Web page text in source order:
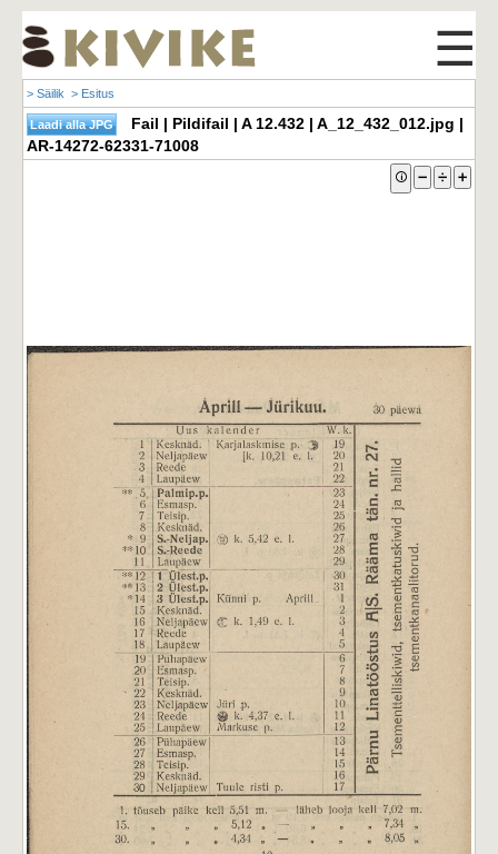
☰
> Säilik > Esitus
Fail | Pildifail | A 12.432 | A_12_432_012.jpg |
AR-14272-62331-71008